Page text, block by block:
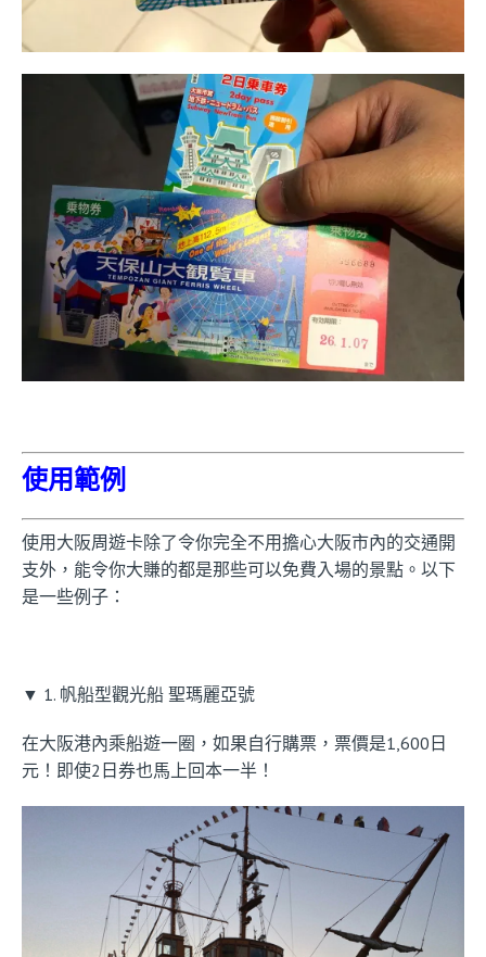
使用範例
使用大阪周遊卡除了令你完全不用擔心大阪市內的交通開
支外，能令你大賺的都是那些可以免費入場的景點。以下
是一些例子：
▼ 1. 帆船型觀光船 聖瑪麗亞號
在大阪港內乘船遊一圈，如果自行購票，票價是1,600日
元！即使2日券也馬上回本一半！